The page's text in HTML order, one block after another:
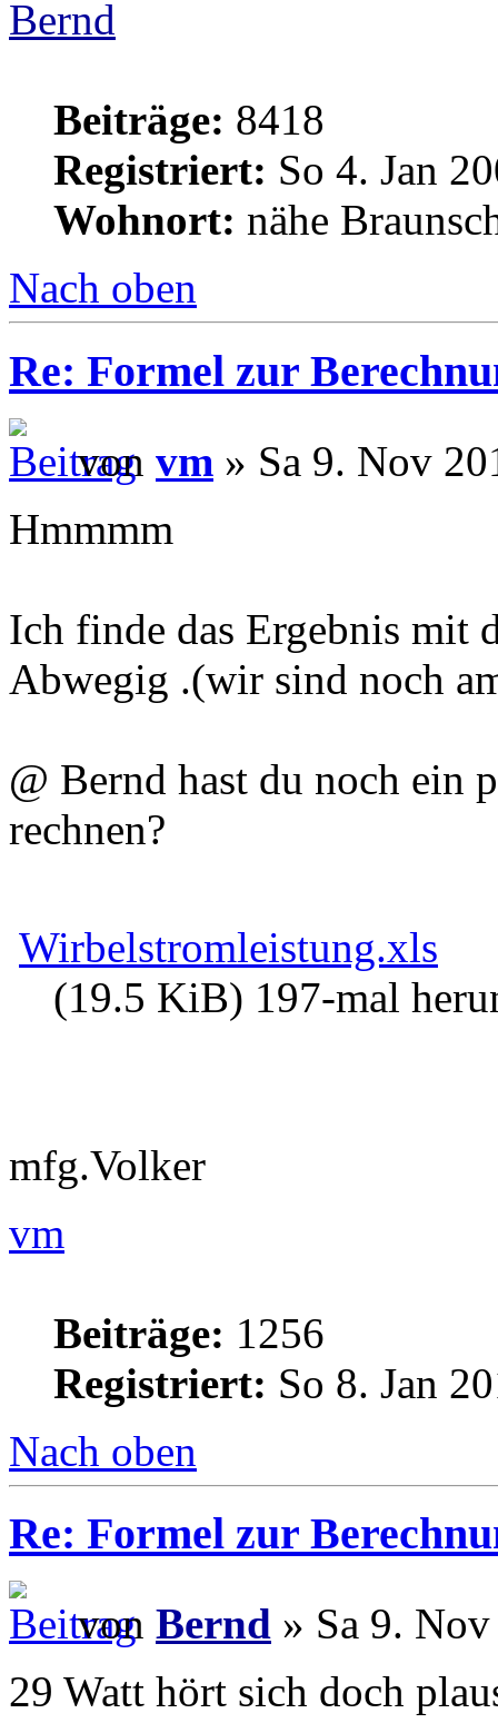
Bernd
Beiträge: 8418
Registriert: So 4. Jan
Wohnort: nähe
Nach oben
Re: Formel zur
von vm » Sa 9. Nov
Hmmmm
Ich finde das Ergebnis mit
Abwegig .(wir sind noch
@ Bernd hast du noch ein
rechnen?
Wirbelstromleistung.xls
(19.5 KiB) 197-mal
mfg.Volker
vm
Beiträge: 1256
Registriert: So 8. Jan
Nach oben
Re: Formel zur
von Bernd » Sa 9.
29 Watt hört sich doch